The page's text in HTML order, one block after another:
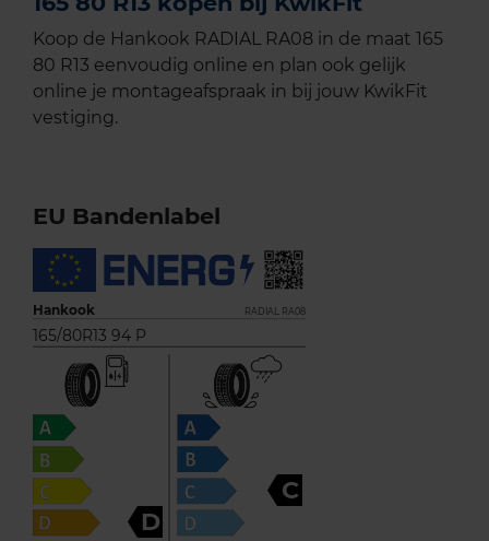
Koop de Hankook RADIAL RA08 in de maat 165
80 R13 eenvoudig online en plan ook gelijk
online je montageafspraak in bij jouw KwikFit
vestiging.
EU Bandenlabel
Hankook RADIAL RA08
165/80R13 94 P
D
C